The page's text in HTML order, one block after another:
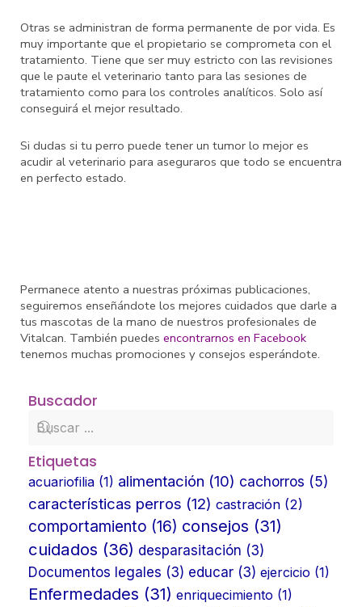
Otras se administran de forma permanente de por vida. Es
muy importante que el propietario se comprometa con el
tratamiento. Tiene que ser muy estricto con las revisiones
que le paute el veterinario tanto para las sesiones de
tratamiento como para los controles analíticos. Solo así
conseguirá el mejor resultado.
Si dudas si tu perro puede tener un tumor lo mejor es
acudir al veterinario para aseguraros que todo se encuentra
en perfecto estado.
Permanece atento a nuestras próximas publicaciones,
seguiremos enseñándote los mejores cuidados que darle a
tus mascotas de la mano de nuestros profesionales de
Vitalcan. También puedes encontrarnos en Facebook
tenemos muchas promociones y consejos esperándote.
Buscador
Etiquetas
acuariofilia (1) alimentación (10) cachorros (5)
características perros (12) castración (2)
comportamiento (16) consejos (31)
cuidados (36) desparasitación (3)
Documentos legales (3) educar (3) ejercicio (1)
Enfermedades (31) enriquecimiento (1)